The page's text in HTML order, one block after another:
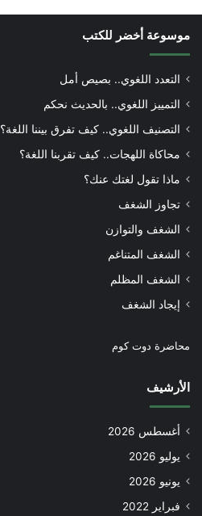
موسوعة أخضر للكتب
التعدد اللغوي.. بصيص أمل
التمييز اللغوي.. بالحديث نحكم
التصنيف اللغوي.. كيف تفرق بيننا اللغة؟
محاكاة اللهجات.. كيف تقربنا اللغة؟
ماذا تقول لغتك عنك؟
تجاوز الشغف
الشغف والتوازن
الشغف المتناغم
الشغف المظلم
إيجاد الشغف
محاضرة دوت كوم
الأرشيف
أغسطس 2026
يوليو 2026
يونيو 2026
فبراير 2022